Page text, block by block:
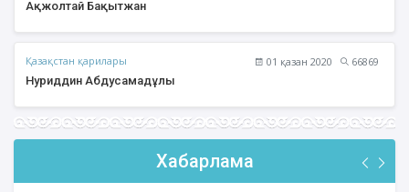
Ақжолтай Бақытжан
Қазақстан қарилары 01 қазан 2020
66869
Нуриддин Абдусамадұлы
Хабарлама